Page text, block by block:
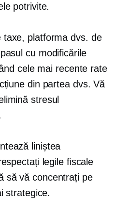
potrivite.
taxe, platforma dvs. de
cu modificările
cele mai recente rate
din partea dvs. Vă
stresul
liniștea
legile fiscale
să vă concentrați pe
strategice.